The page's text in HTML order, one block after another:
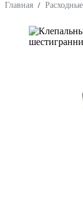
Главная /